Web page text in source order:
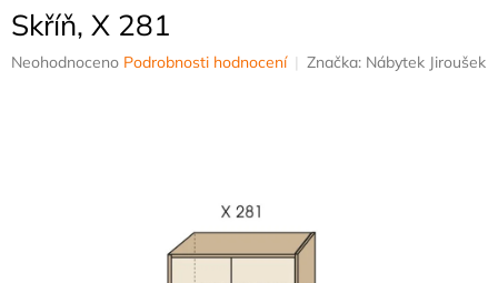
Skříň, X 281
Průměrné
Neohodnoceno Podrobnosti hodnocení Značka: Nábytek Jiroušek